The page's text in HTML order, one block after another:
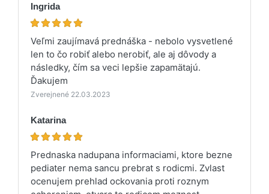
Ingrida
Veľmi zaujímavá prednáška - nebolo vysvetlené
len to čo robiť alebo nerobiť, ale aj dôvody a
následky, čím sa veci lepšie zapamätajú.
Ďakujem
Zverejnené 22.03.2023
Katarina
Prednaska nadupana informaciami, ktore bezne
pediater nema sancu prebrat s rodicmi. Zvlast
ocenujem prehlad ockovania proti roznym